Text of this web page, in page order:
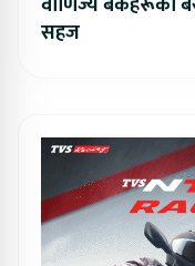
सहज